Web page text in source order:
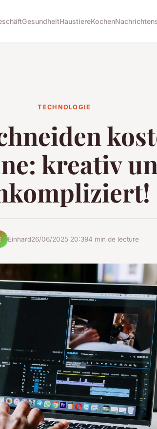
GesundheitHaustiereKochenNachrichten
TECHNOLOGIE
kreativ
Einhard26/06/2025 20:394 min de lecture